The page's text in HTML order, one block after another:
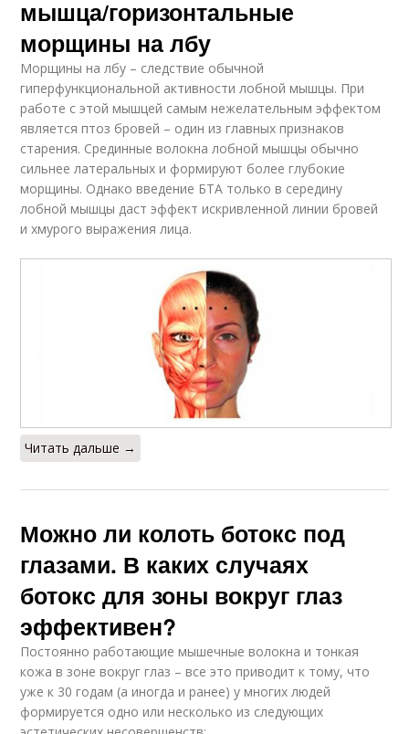
мышца/горизонтальные
морщины на лбу
Морщины на лбу – следствие обычной
гиперфункциональной активности лобной мышцы. При
работе с этой мышцей самым нежелательным эффектом
является птоз бровей – один из главных признаков
старения. Срединные волокна лобной мышцы обычно
сильнее латеральных и формируют более глубокие
морщины. Однако введение БТА только в середину
лобной мышцы даст эффект искривленной линии бровей
и хмурого выражения лица.
Читать дальше →
Можно ли колоть ботокс под
глазами. В каких случаях
ботокс для зоны вокруг глаз
эффективен?
Постоянно работающие мышечные волокна и тонкая
кожа в зоне вокруг глаз – все это приводит к тому, что
уже к 30 годам (а иногда и ранее) у многих людей
формируется одно или несколько из следующих